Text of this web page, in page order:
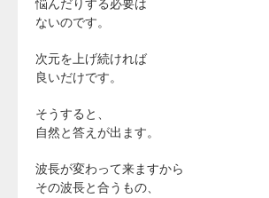
悩んだりする必要は
ないのです。
次元を上げ続ければ
良いだけです。
そうすると、
自然と答えが出ます。
波長が変わって来ますから
その波長と合うもの、